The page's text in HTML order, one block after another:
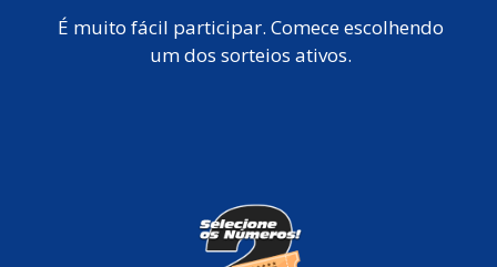
É muito fácil participar. Comece escolhendo
um dos sorteios ativos.